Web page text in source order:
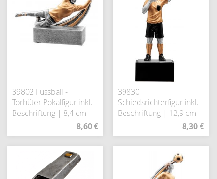
39802 Fussball -
Torhüter Pokalfigur inkl.
Beschriftung | 8,4 cm
8,60 €
39830
Schiedsrichterfigur inkl.
Beschriftung | 12,9 cm
8,30 €